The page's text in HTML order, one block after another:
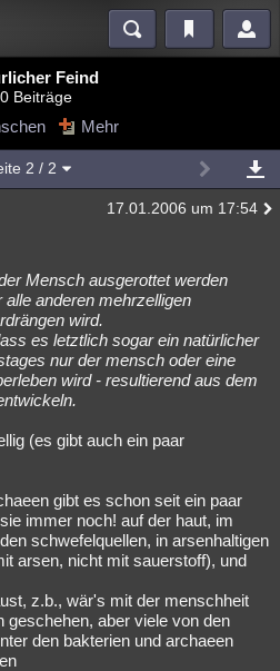
Blogs
Mystery Kriminalfälle
Esoterik Literatur
Gruppen
Alle Neue Geschlossen
Feind
Beiträge
Mehr
2 / 2
17.01.2006 um 17:54
Mensch ausgerottet werden
anderen mehrzelligen
wird.
es letztlich sogar ein natürlicher
nur der mensch oder eine
wird - resultierend aus dem
(es gibt auch ein paar
gibt es schon seit ein paar
immer noch! auf der haut, im
schwefelquellen, in arsenhaltigen
arsen, nicht mit sauerstoff), und
z.b., wär's mit der menschheit
geschehen, aber viele von den
den bakterien und archaeen